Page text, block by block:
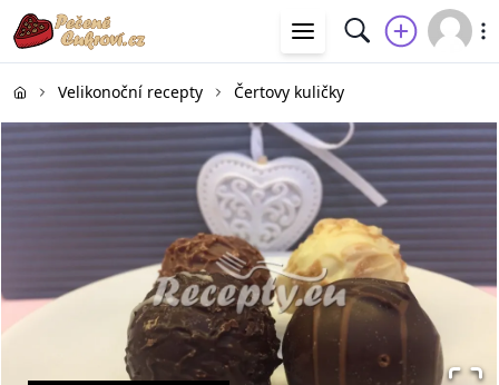
Velikonoční recepty Čertovy kuličky